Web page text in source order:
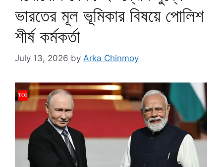
ভারতের মূল ভূমিকার বিষয়ে পোলিশ
শীর্ষ কর্মকর্তা
July 13, 2026 by Arka Chinmoy